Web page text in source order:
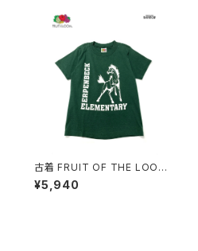
古着 FRUIT OF THE LOOM
フルーツオブザルーム 馬 プリン
ト コットン 半袖 Ｔシャツ ダーク
¥5,940